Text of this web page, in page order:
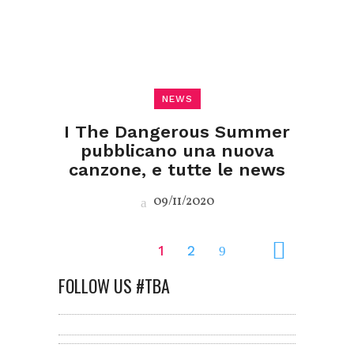
NEWS
I The Dangerous Summer
pubblicano una nuova
canzone, e tutte le news
09/11/2020
1 2
FOLLOW US #TBA